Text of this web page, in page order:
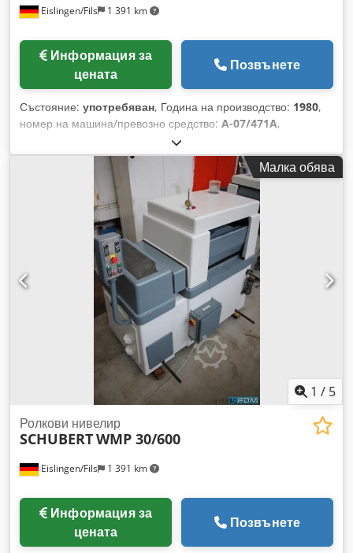
Eislingen/Fils 1 391 km
Информация за
цената
Позвънете
Състояние: употребяван, Година на производство: 1980,
номер на машина/превозно средство: A-07/471A,
Максимална ширина на ламарината: 130 мм Dcsdpfx
Ajcxxx Reipjk Диаметър на правящите валци: 40 мм Брой
правящи валци: 5 Теглещи валци: 2+2 Минимална
дебелина на ламарината: 0,4 мм Максимална дебелина на
ламарината: 3,5 мм Тегло: 0,4 т Необходима площ (прибл.):
0,6x0,65x1,15 м Линия за изправяне на ленти с интегриран
безстепенно регулируем VARI-задвижване, движение
надясно и наляво, превключвател за избор на режим
(ръчен/автоматичен), кош за въвеждане на ролките,
аналогов дисплей за позицията на изправящите ролки,
настройка на позициите на изправящите ролки чрез ръчни
колела, автоматично управление на луфта на лентата, в
много добро състояние.
Малка обява
1 / 5
Eislingen/Fils 1 391 km
Ролкови нивелир
SCHUBERTWMP 30/600
Информация за
цената
Позвънете